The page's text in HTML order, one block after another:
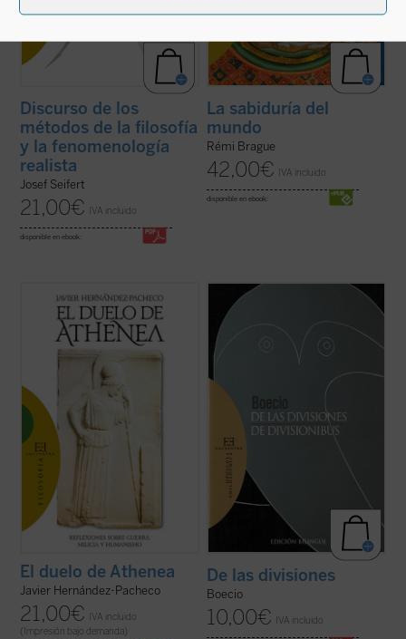
Discurso de los
métodos de la filosofía
y la fenomenología
realista
Josef Seifert
21,00€ IVA incluido
disponible en ebook:
La sabiduría del
mundo
Rémi Brague
42,00€ IVA incluido
disponible en ebook:
El pacifismo se ha convertido en un
postulado de nuestra autoconciencia
moral. Con grave daño para esa
autoconciencia, pues en la indiferencia
frente a toda agresión ese pacifismo
socava las bases comunitarias sobre las
que se asienta la libertad ...
El duelo de Athenea
Javier Hernández-Pacheco
21,00€
IVA incluido
(Impresión bajo demanda)
Edición bilingüe.
«Boecio roza en esta obra, como
corresponde a un introductor y a un lógico,
un profundo problema metafísico como es
si las clasificaciones que hacemos para
con una partición ...
De las divisiones
Boecio
10,00€ IVA incluido